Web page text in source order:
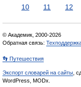
10
11 12
© Академик, 2000-2026
Обратная связь:
👣 Путешествия
Экспорт словарей на сайты ,
WordPress, MODx.